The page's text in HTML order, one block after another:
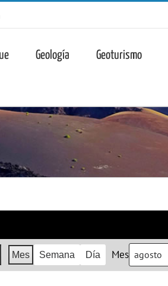
Geología Geoturismo
Mes Semana Día Mes